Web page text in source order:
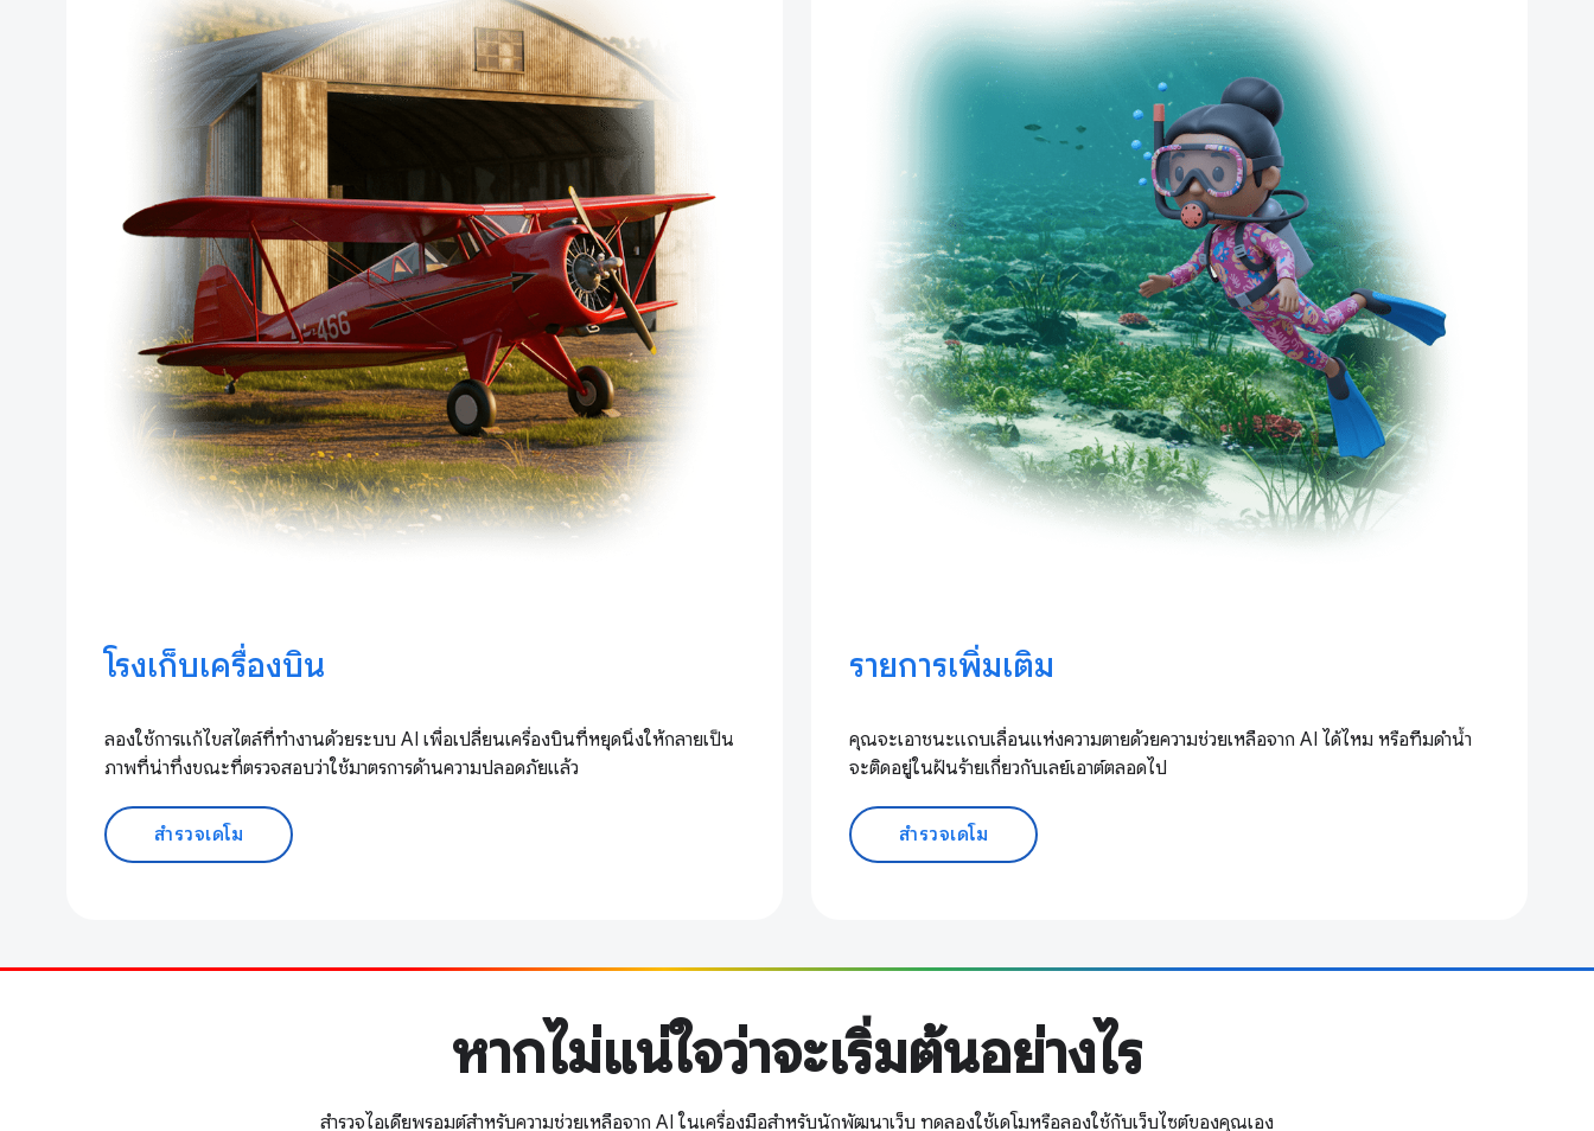
โรงเก็บเครื่องบิน
ลองใช้การแก้ไขสไตล์ที่ทำงานด้วยระบบ AI เพื่อเปลี่ยนเครื่องบินที่หยุดนิ่งให้กลายเป็น
ภาพที่น่าทึ่งขณะที่ตรวจสอบว่าใช้มาตรการด้านความปลอดภัยแล้ว
สำรวจเดโม
รายการเพิ่มเติม
คุณจะเอาชนะแถบเลื่อนแห่งความตายด้วยความช่วยเหลือจาก AI ได้ไหม หรือทีมดำน้ำ
จะติดอยู่ในฝันร้ายเกี่ยวกับเลย์เอาต์ตลอดไป
สำรวจเดโม
หากไม่แน่ใจว่าจะเริ่มต้นอย่างไร
สำรวจไอเดียพรอมต์สำหรับความช่วยเหลือจาก AI ในเครื่องมือสำหรับนักพัฒนาเว็บ ทดลองใช้เดโมหรือลองใช้กับเว็บไซต์ของคุณเอง